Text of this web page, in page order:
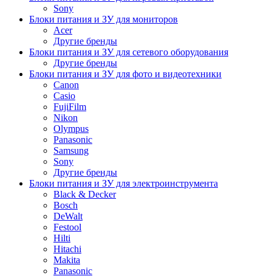
Sony
Блоки питания и ЗУ для мониторов
Acer
Другие бренды
Блоки питания и ЗУ для сетевого оборудования
Другие бренды
Блоки питания и ЗУ для фото и видеотехники
Canon
Casio
FujiFilm
Nikon
Olympus
Panasonic
Samsung
Sony
Другие бренды
Блоки питания и ЗУ для электроинструмента
Black & Decker
Bosch
DeWalt
Festool
Hilti
Hitachi
Makita
Panasonic